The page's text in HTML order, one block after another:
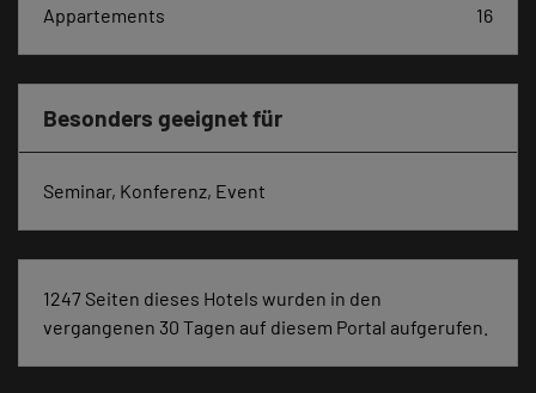
Appartements
16
Besonders geeignet für
Seminar, Konferenz, Event
1247 Seiten dieses Hotels wurden in den
vergangenen 30 Tagen auf diesem Portal aufgerufen.